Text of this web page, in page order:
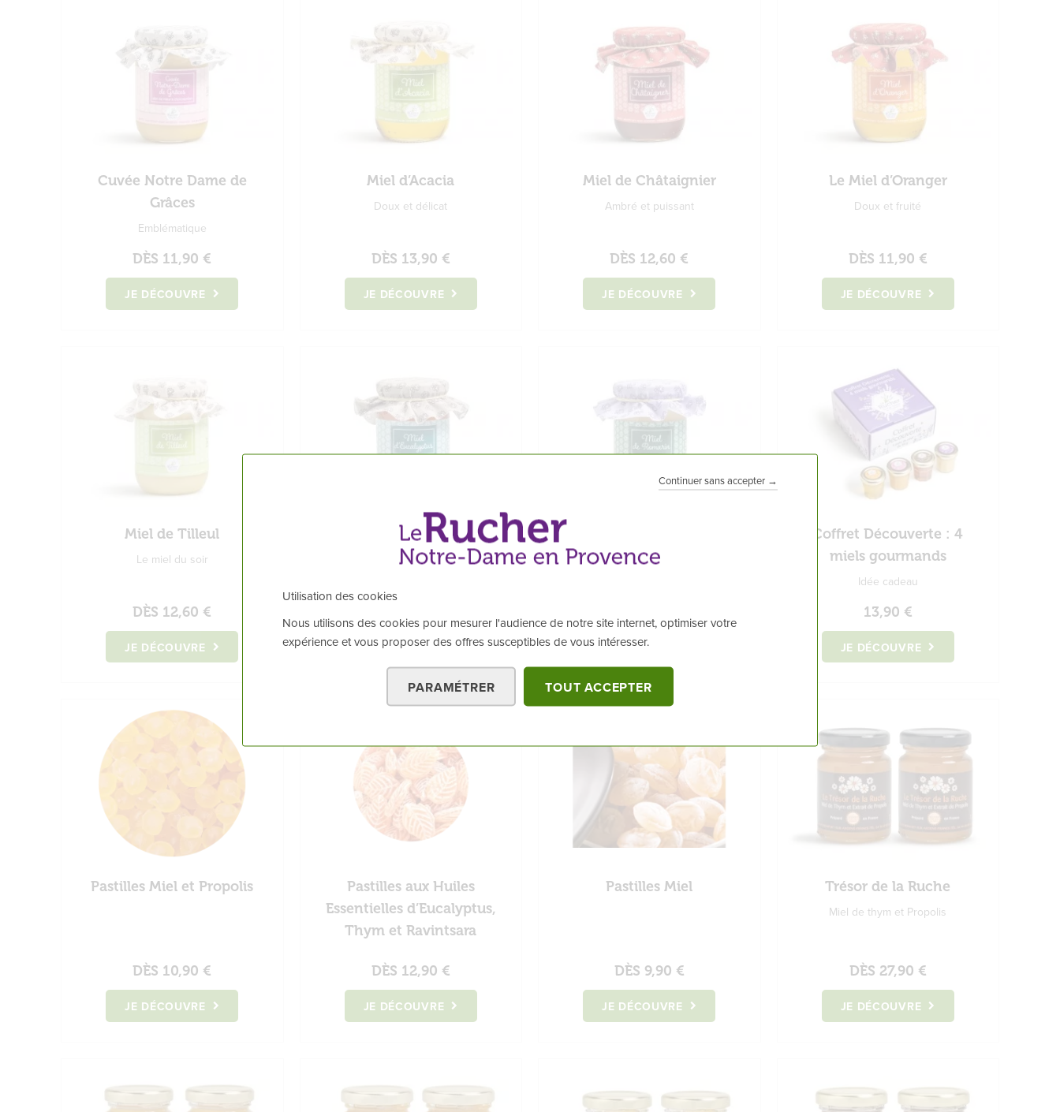
Continuer sans accepter →
Utilisation des cookies
Nous utilisons des cookies pour mesurer l'audience de notre site internet, optimiser votre
expérience et vous proposer des offres susceptibles de vous intéresser.
PARAMÉTRER TOUT ACCEPTER
Cuvée Notre Dame de
Grâces
Emblématique
DÈS 11,90 €
JE DÉCOUVRE
Miel d’Acacia
Doux et délicat
DÈS 13,90 €
JE DÉCOUVRE
Miel de Châtaignier
Ambré et puissant
DÈS 12,60 €
JE DÉCOUVRE
Le Miel d’Oranger
Doux et fruité
DÈS 11,90 €
JE DÉCOUVRE
Miel de Tilleul
Le miel du soir
DÈS 12,60 €
JE DÉCOUVRE
Miel d’Eucalyptus
L'ami de la gorge
JE DÉCOUVRE
Aromatique
JE DÉCOUVRE
Coffret Découverte : 4
miels gourmands
Idée cadeau
13,90 €
JE DÉCOUVRE
Pastilles Miel et Propolis
DÈS 10,90 €
JE DÉCOUVRE
Pastilles aux Huiles
Essentielles d’Eucalyptus,
Thym et Ravintsara
DÈS 12,90 €
JE DÉCOUVRE
Pastilles Miel
DÈS 9,90 €
JE DÉCOUVRE
Trésor de la Ruche
Miel de thym et Propolis
DÈS 27,90 €
JE DÉCOUVRE